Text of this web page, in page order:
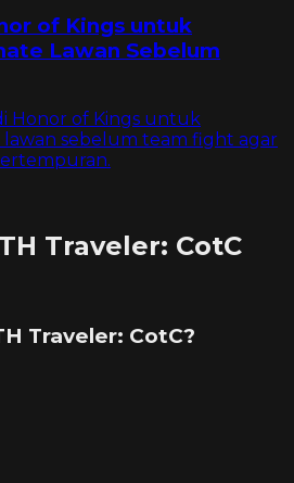
of Kings untuk
Lawan Sebelum
Honor of Kings untuk
sebelum team fight agar
Traveler: CotC
Traveler: CotC?